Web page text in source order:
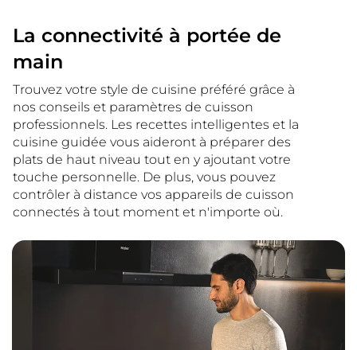
La connectivité à portée de
main
Trouvez votre style de cuisine préféré grâce à
nos conseils et paramètres de cuisson
professionnels. Les recettes intelligentes et la
cuisine guidée vous aideront à préparer des
plats de haut niveau tout en y ajoutant votre
touche personnelle. De plus, vous pouvez
contrôler à distance vos appareils de cuisson
connectés à tout moment et n'importe où.